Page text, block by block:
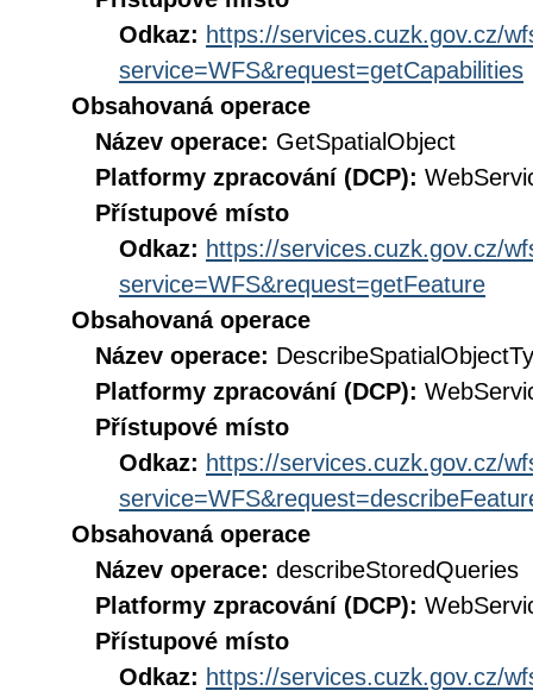
Odkaz: https://services.cuzk.gov.cz/
service=WFS&request=getCapabilities
Obsahovaná operace
Název operace: GetSpatialObject
Platformy zpracování (DCP):
Přístupové místo
Odkaz: https://services.cuzk.gov.cz/
service=WFS&request=getFeature
Obsahovaná operace
Název operace:
Platformy zpracování (DCP):
Přístupové místo
Odkaz: https://services.cuzk.gov.cz/
Obsahovaná operace
Název operace: describeStoredQueries
Platformy zpracování (DCP):
Přístupové místo
Odkaz: https://services.cuzk.gov.cz/